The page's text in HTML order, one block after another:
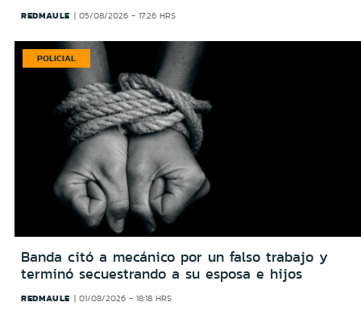
REDMAULE 05/08/2026 - 17:26 HRS
POLICIAL
Banda citó a mecánico por un falso trabajo y
terminó secuestrando a su esposa e hijos
REDMAULE 01/08/2026 - 18:18 HRS